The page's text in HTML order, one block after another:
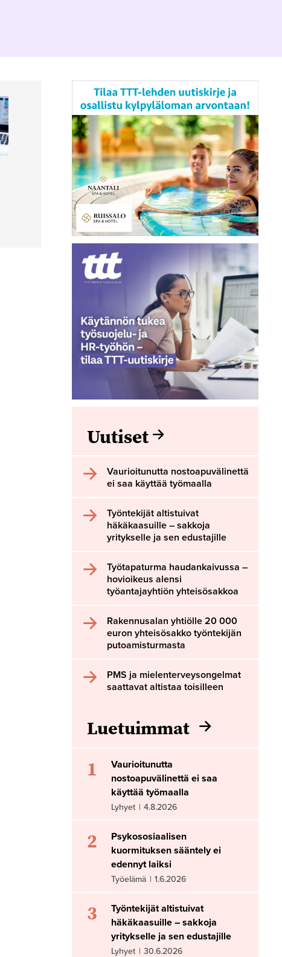
Uutiset
Vaurioitunutta nostoapuvälinettä
ei saa käyttää työmaalla
Työntekijät altistuivat
häkäkaasuille – sakkoja
yritykselle ja sen edustajille
Työtapaturma haudankaivussa –
hovioikeus alensi
työantajayhtiön yhteisösakkoa
Rakennusalan yhtiölle 20 000
euron yhteisösakko työntekijän
putoamisturmasta
PMS ja mielenterveysongelmat
saattavat altistaa toisilleen
Luetuimmat
1
Vaurioitunutta
nostoapuvälinettä ei saa
käyttää työmaalla
Lyhyet | 4.8.2026
2
Psykososiaalisen
kuormituksen sääntely ei
edennyt laiksi
Työelämä | 1.6.2026
3
Työntekijät altistuivat
häkäkaasuille – sakkoja
yritykselle ja sen edustajille
Lyhyet | 30.6.2026